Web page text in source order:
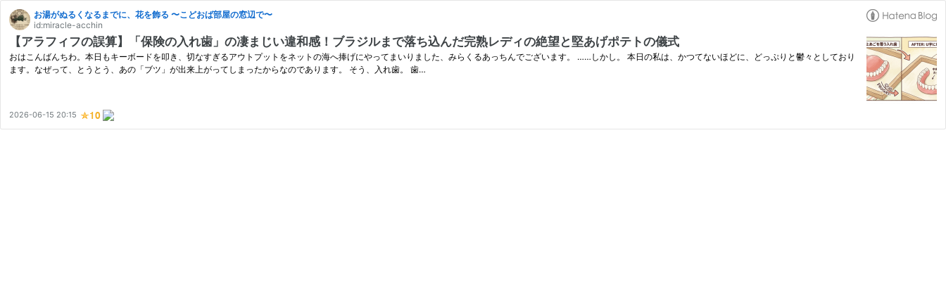
お湯がぬるくなるまでに、花を飾る 〜こどおば部屋の窓辺で〜
id:miracle-acchin
【アラフィフの誤算】「保険の入れ歯」の凄まじい違和感！ブラジルまで落ち込んだ完熟レディの絶望と堅あげポテトの儀式
おはこんばんちわ。本日もキーボードを叩き、切なすぎるアウトプットをネットの海へ捧げにやってまいりました、みらくるあっちんでございます。 ……しかし。 本日の私は、かつてないほどに、どっぷりと鬱々としており
ます。なぜって、とうとう、あの「ブツ」が出来上がってしまったからなのであります。 そう、入れ歯。 歯…
2026-06-15 20:15